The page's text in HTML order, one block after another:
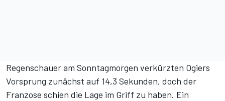
Regenschauer am Sonntagmorgen verkürzten Ogiers
Vorsprung zunächst auf 14,3 Sekunden, doch der
Franzose schien die Lage im Griff zu haben. Ein